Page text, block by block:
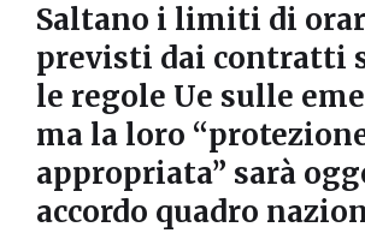
Saltano i limiti di
previsti dai contratti
le regole Ue sulle
ma la loro
appropriata” sarà
accordo quadro